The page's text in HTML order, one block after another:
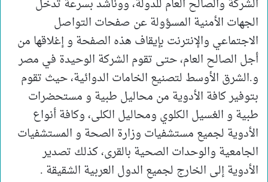
الشركة والصالح العام للدولة، ووناشد بسرعة تدخل
الجهات الأمنية المسؤولة عن صفحات التواصل
الاجتماعي والإنترنت بإيقاف هذه الصفحة و إغلاقها من
أجل الصالح العام، حتى تقوم الشركة الوحيدة في مصر
و.الشرق الأوسط لتصنيع الخامات الدوائية، حيث تقوم
بتوفير كافة الأدوية من محاليل طبية و مستحضرات
طبية و الغسيل الكلوي ومحاليل الكلى، وكافة أنواع
الأدوية لجميع مستشفيات وزارة الصحة و المستشفيات
الجامعية والوحدات الصحية بالقرى، كذلك تصدير
الأدوية إلى الخارج لجميع الدول العربية الشقيقة .